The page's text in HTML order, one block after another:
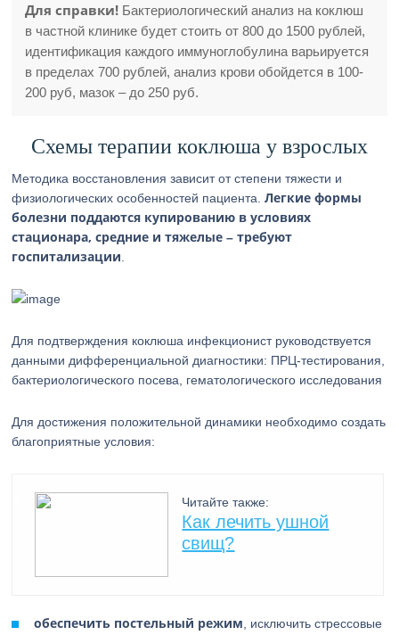
Для справки! Бактериологический анализ на коклюш
в частной клинике будет стоить от 800 до 1500 рублей,
идентификация каждого иммуноглобулина варьируется
в пределах 700 рублей, анализ крови обойдется в 100-
200 руб, мазок – до 250 руб.
Схемы терапии коклюша у взрослых
Методика восстановления зависит от степени тяжести и
физиологических особенностей пациента.Легкие формы
болезни поддаются купированию в условиях
стационара, средние и тяжелые – требуют
госпитализации
Для подтверждения коклюша инфекционист руководствуется
данными дифференциальной диагностики: ПРЦ-тестирования,
бактериологического посева, гематологического исследования
Для достижения положительной динамики необходимо создать
благоприятные условия:
Читайте также:
Как лечить ушной
свищ?
обеспечить постельный режим , исключить стрессовые